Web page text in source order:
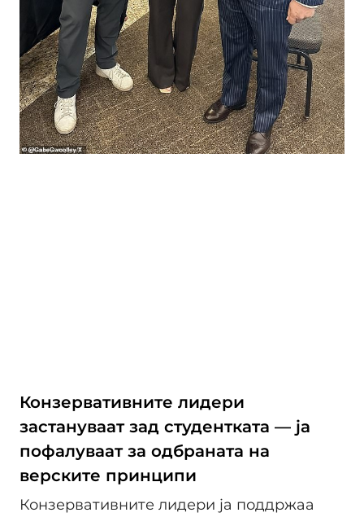
Конзервативните лидери
застануваат зад студентката — ја
пофалуваат за одбраната на
верските принципи
Конзервативните лидери ја поддржаа